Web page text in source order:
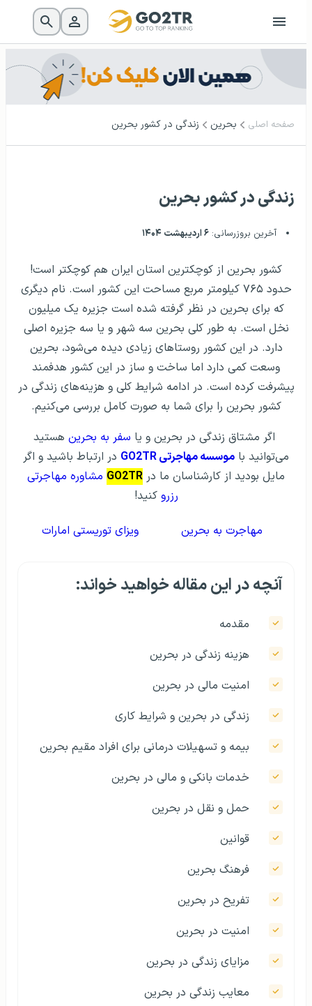
صفحه اصلی بحرین زندگی در کشور بحرین
زندگی در کشور بحرین
آخرین بروزرسانی: ۶ اردیبهشت ۱۴۰۴
کشور بحرین از کوچکترین استان ایران هم کوچکتر است!
حدود ۷۶۵ کیلومتر مربع مساحت این کشور است. نام دیگری
که برای بحرین در نظر گرفته شده است جزیره یک میلیون
نخل است. به طور کلی بحرین سه شهر و یا سه جزیره اصلی
دارد. در این کشور روستاهای زیادی دیده می‌شود، بحرین
وسعت کمی دارد اما ساخت و ساز در این کشور هدفمند
پیشرفت کرده است. در ادامه شرایط کلی و هزینه‌های زندگی در
کشور بحرین را برای شما به صورت کامل بررسی می‌کنیم.
اگر مشتاق زندگی در بحرین و یا سفر به بحرین هستید
می‌توانید با موسسه مهاجرتی GO2TR
در ارتباط باشید و اگر
مایل بودید از کارشناسان ما در GO2TR مشاوره مهاجرتی
رزرو کنید!
مهاجرت به بحرین ویزای توریستی امارات
آنچه در این مقاله خواهید خواند:
مقدمه
هزینه زندگی در بحرین
امنیت مالی در بحرین
زندگی در بحرین و شرایط کاری
بیمه و تسهیلات درمانی برای افراد مقیم بحرین
خدمات بانکی و مالی در بحرین
حمل و نقل در بحرین
قوانین
فرهنگ بحرین
تفریح در بحرین
امنیت در بحرین
مزایای زندگی در بحرین
معایب زندگی در بحرین